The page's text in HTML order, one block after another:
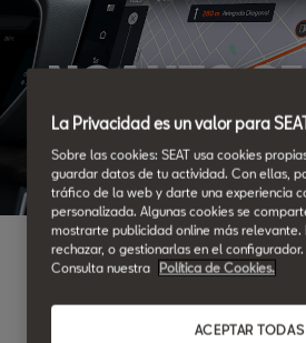
NOAUTO
¿DONDE
Ubicaciones y
La Privacidad es un valor para
Sobre las cookies: SEAT usa cookies
guardar datos de tu actividad. Con ellas,
tráfico de la web y darte una experiencia
personalizada. Algunas cookies se
mostrarte publicidad online más relevante.
rechazar, o gestionarlas en el
Consulta nuestra
Política de Cookies.
ACEPTAR TODAS